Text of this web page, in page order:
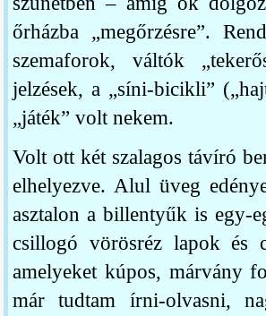
őrházba „megőrzésre”.
szemaforok, váltók
jelzések, a „síni-bicikli”
„játék” volt nekem.
Volt ott két szalagos távíró
elhelyezve. Alul üveg
asztalon a billentyűk is egy-
csillogó vörösréz lapok és
amelyeket kúpos, márvány
már tudtam írni-olvasni,